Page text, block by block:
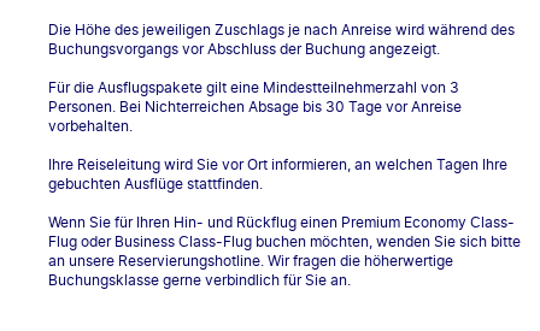
Die Höhe des jeweiligen Zuschlags je nach Anreise wird während des
Buchungsvorgangs vor Abschluss der Buchung angezeigt.
Für die Ausflugspakete gilt eine Mindestteilnehmerzahl von 3
Personen. Bei Nichterreichen Absage bis 30 Tage vor Anreise
vorbehalten.
Ihre Reiseleitung wird Sie vor Ort informieren, an welchen Tagen Ihre
gebuchten Ausflüge stattfinden.
Wenn Sie für Ihren Hin- und Rückflug einen Premium Economy Class-
Flug oder Business Class-Flug buchen möchten, wenden Sie sich bitte
an unsere Reservierungshotline. Wir fragen die höherwertige
Buchungsklasse gerne verbindlich für Sie an.